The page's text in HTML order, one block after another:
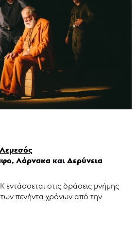
Λεμεσός
,Λάρνακα καιΔερύνεια
στις δράσεις μνήμης
των πενήντα χρόνων από την